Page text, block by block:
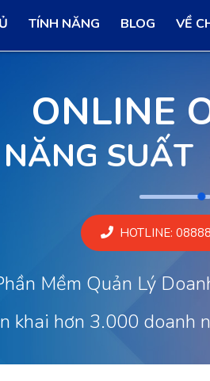
TÍNH NĂNG BLOG VỀ
ONLINE
SUẤT
HOTLINE:
Mềm Quản Lý
khai hơn 3.000 doanh